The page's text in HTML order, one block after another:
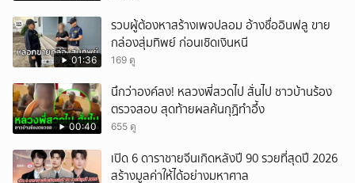
01:36
รวบผู้ต้องหาสร้างเพจปลอม อ้างชื่ออินฟลู ขาย
กล่องสุ่มทิพย์ ก่อนเชิดเงินหนี
169 ดู
00:40
นึกว่าองค์ลง! หลวงพี่สวดไป สั่นไป ชาวบ้านร้อง
ตรวจสอบ สุดท้ายผลค้นกุฏิทำอึ้ง
655 ดู
เปิด 6 ดาราชายจีนเกิดหลังปี 90 รวยที่สุดปี 2026
สร้างมูลค่าให้ได้อย่างมหาศาล